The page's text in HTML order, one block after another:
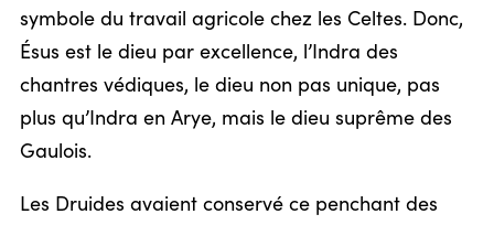
symbole du travail agricole chez les Celtes. Donc,
Ésus est le dieu par excellence, l’Indra des
chantres védiques, le dieu non pas unique, pas
plus qu’Indra en Arye, mais le dieu suprême des
Gaulois.
Les Druides avaient conservé ce penchant des